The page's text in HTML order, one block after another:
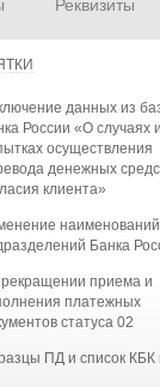
Реквизиты
данных из
России «О случаях
осуществления
денежных
клиента»
наименований
Банка
приема и
платежных
статуса 02
ПД и список КБК